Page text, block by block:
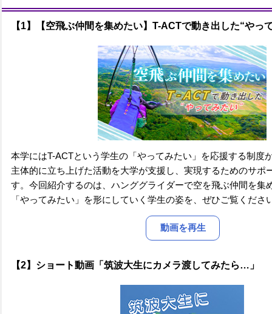
【1】【空飛ぶ仲間を集めたい】T-ACTで動き出した“やっ
本学にはT-ACTという学生の「やってみたい」を応援する制度
主体的に立ち上げた活動を大学が支援し、実現するためのサポ
す。今回紹介するのは、ハンググライダーで空を飛ぶ仲間を集
「やってみたい」を形にしていく学生の姿を、ぜひご覧くださ
動画を再生
【2】ショート動画「筑波大生にカメラ渡してみたら…」